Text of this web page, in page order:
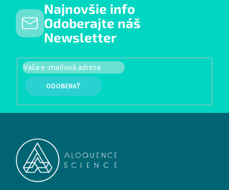
Najnovšie info
Odoberajte náš
Newsletter
PRIHLÁSIŤ SA